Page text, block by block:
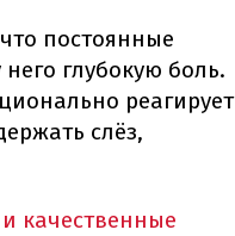
постоянные
глубокую боль.
реагирует
слёз,
качественные